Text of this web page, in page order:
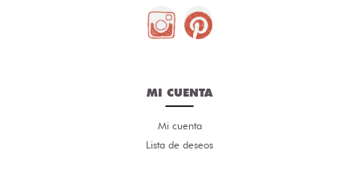
MI CUENTA
Mi cuenta
Lista de deseos